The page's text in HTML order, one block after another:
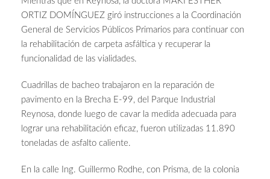
ORTIZ DOMÍNGUEZ giró instrucciones a la Coordinación
General de Servicios Públicos Primarios para continuar con
la rehabilitación de carpeta asfáltica y recuperar la
funcionalidad de las vialidades.
Cuadrillas de bacheo trabajaron en la reparación de
pavimento en la Brecha E-99, del Parque Industrial
Reynosa, donde luego de cavar la medida adecuada para
lograr una rehabilitación eficaz, fueron utilizadas 11.890
toneladas de asfalto caliente.
En la calle Ing. Guillermo Rodhe, con Prisma, de la colonia